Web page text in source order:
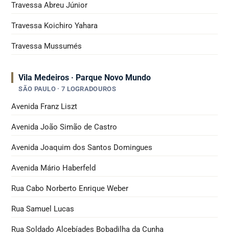
Travessa Abreu Júnior
Travessa Koichiro Yahara
Travessa Mussumés
Vila Medeiros · Parque Novo Mundo
SÃO PAULO · 7 LOGRADOUROS
Avenida Franz Liszt
Avenida João Simão de Castro
Avenida Joaquim dos Santos Domingues
Avenida Mário Haberfeld
Rua Cabo Norberto Enrique Weber
Rua Samuel Lucas
Rua Soldado Alcebíades Bobadilha da Cunha